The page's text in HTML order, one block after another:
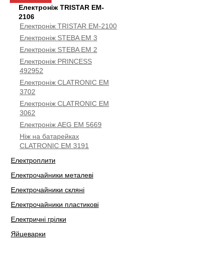
Електроніж TRISTAR EM-
2106
Електроніж TRISTAR EM-2100
Електроніж STEBA EM 3
Електроніж STEBA EM 2
Електроніж PRINCESS
492952
Електроніж CLATRONIC EM
3702
Електроніж CLATRONIC EM
3062
Електроніж AEG EM 5669
Ніж на батарейках
CLATRONIC EM 3191
Електроплити
Електрочайники металеві
Електрочайники скляні
Електрочайники пластикові
Електричні грілки
Яйцеварки